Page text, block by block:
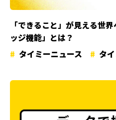
「できること」が見える世
ッジ機能」とは？
タイミーニュース
タ